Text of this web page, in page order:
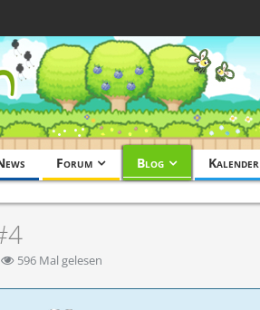
Forum Blog Kalender
596 Mal gelesen